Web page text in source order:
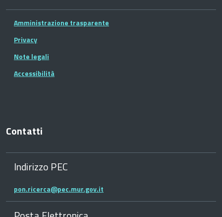
Amministrazione trasparente
Privacy
Note legali
Accessibilità
Contatti
Indirizzo PEC
pon.ricerca@pec.mur.gov.it